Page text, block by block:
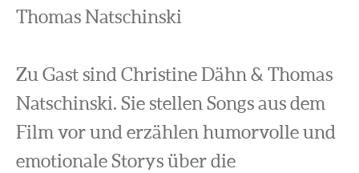
Thomas Natschinski
Zu Gast sind Christine Dähn & Thomas
Natschinski. Sie stellen Songs aus dem
Film vor und erzählen humorvolle und
emotionale Storys über die